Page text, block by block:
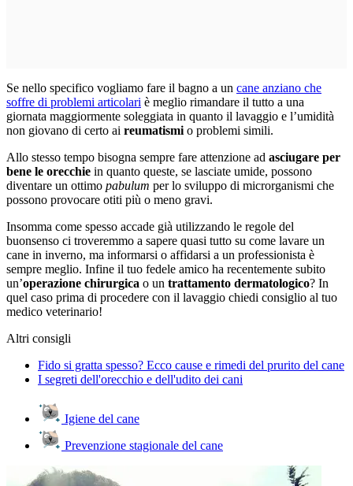
Se nello specifico vogliamo fare il bagno a un cane anziano che
soffre di problemi articolari è meglio rimandare il tutto a una
giornata maggiormente soleggiata in quanto il lavaggio e l’umidità
non giovano di certo ai reumatismi o problemi simili.
Allo stesso tempo bisogna sempre fare attenzione ad asciugare per
bene le orecchie in quanto queste, se lasciate umide, possono
diventare un ottimo pabulum per lo sviluppo di microrganismi che
possono provocare otiti più o meno gravi.
Insomma come spesso accade già utilizzando le regole del
buonsenso ci troveremmo a sapere quasi tutto su come lavare un
cane in inverno, ma informarsi o affidarsi a un professionista è
sempre meglio. Infine il tuo fedele amico ha recentemente subito
un’operazione chirurgica o un trattamento dermatologico? In
quel caso prima di procedere con il lavaggio chiedi consiglio al tuo
medico veterinario!
Altri consigli
Fido si gratta spesso? Ecco cause e rimedi del prurito del cane
I segreti dell'orecchio e dell'udito dei cani
Igiene del cane
Prevenzione stagionale del cane